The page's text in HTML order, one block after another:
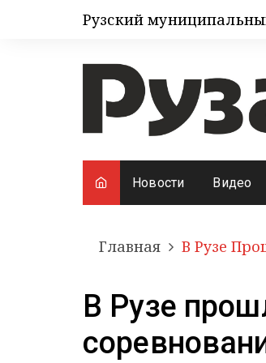
Рузский
Новости Видео
Главная В Рузе
В Рузе